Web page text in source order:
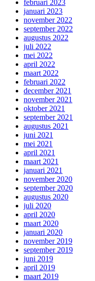
februari 2023
januari 2023
november 2022
september 2022
augustus 2022
juli 2022
mei 2022
april 2022
maart 2022
februari 2022
december 2021
november 2021
oktober 2021
september 2021
augustus 2021
juni 2021
mei 2021
april 2021
maart 2021
januari 2021
november 2020
september 2020
augustus 2020
juli 2020
april 2020
maart 2020
januari 2020
november 2019
september 2019
juni 2019
april 2019
maart 2019